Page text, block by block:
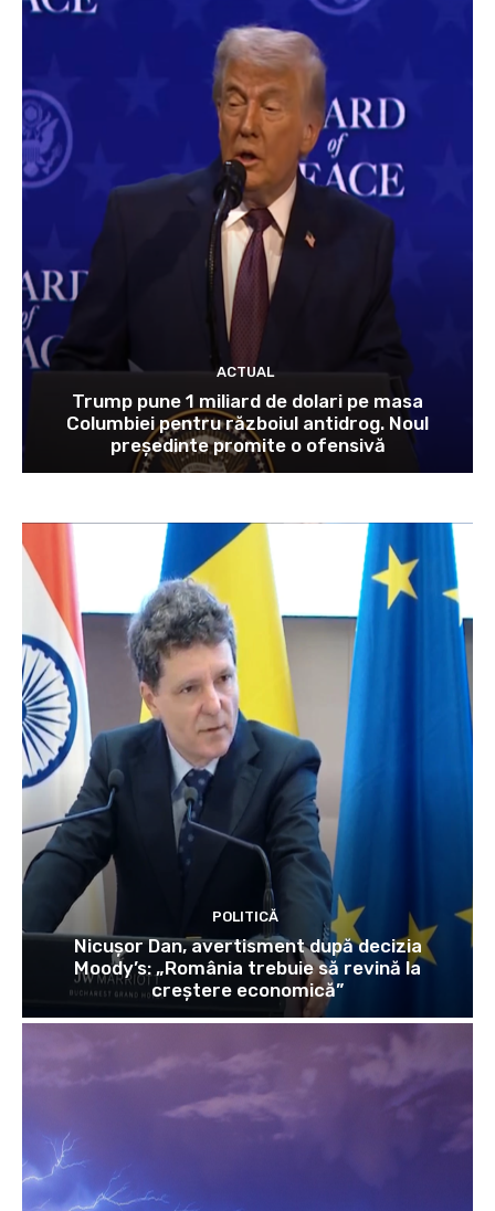
ACTUAL
Trump pune 1 miliard de dolari pe masa
Columbiei pentru războiul antidrog. Noul
președinte promite o ofensivă
POLITICĂ
Nicușor Dan, avertisment după decizia
Moody’s: „România trebuie să revină la
creștere economică”